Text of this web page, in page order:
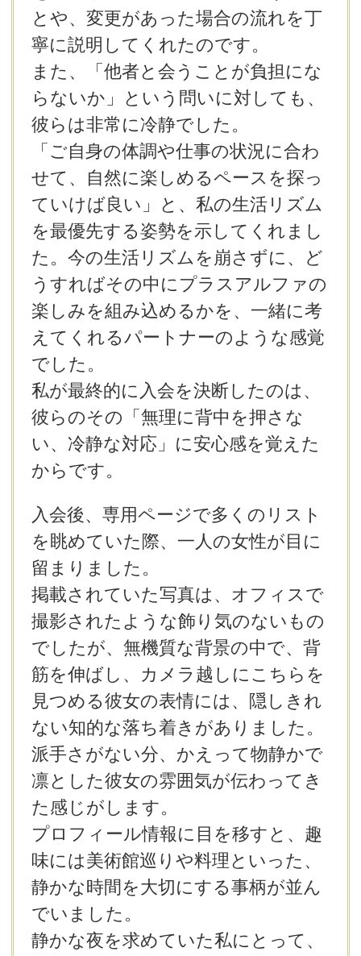
とや、変更があった場合の流れを丁
寧に説明してくれたのです。
また、「他者と会うことが負担にな
らないか」という問いに対しても、
彼らは非常に冷静でした。
「ご自身の体調や仕事の状況に合わ
せて、自然に楽しめるペースを探っ
ていけば良い」と、私の生活リズム
を最優先する姿勢を示してくれまし
た。今の生活リズムを崩さずに、ど
うすればその中にプラスアルファの
楽しみを組み込めるかを、一緒に考
えてくれるパートナーのような感覚
でした。
私が最終的に入会を決断したのは、
彼らのその「無理に背中を押さな
い、冷静な対応」に安心感を覚えた
からです。
入会後、専用ページで多くのリスト
を眺めていた際、一人の女性が目に
留まりました。
掲載されていた写真は、オフィスで
撮影されたような飾り気のないもの
でしたが、無機質な背景の中で、背
筋を伸ばし、カメラ越しにこちらを
見つめる彼女の表情には、隠しきれ
ない知的な落ち着きがありました。
派手さがない分、かえって物静かで
凛とした彼女の雰囲気が伝わってき
た感じがします。
プロフィール情報に目を移すと、趣
味には美術館巡りや料理といった、
静かな時間を大切にする事柄が並ん
でいました。
静かな夜を求めていた私にとって、